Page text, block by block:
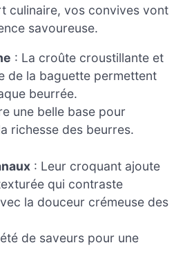
culinaire, vos convives vont
savoureuse.
: La croûte croustillante et
de la baguette permettent
beurrée.
une belle base pour
richesse des beurres.
: Leur croquant ajoute
qui contraste
la douceur crémeuse des
de saveurs pour une